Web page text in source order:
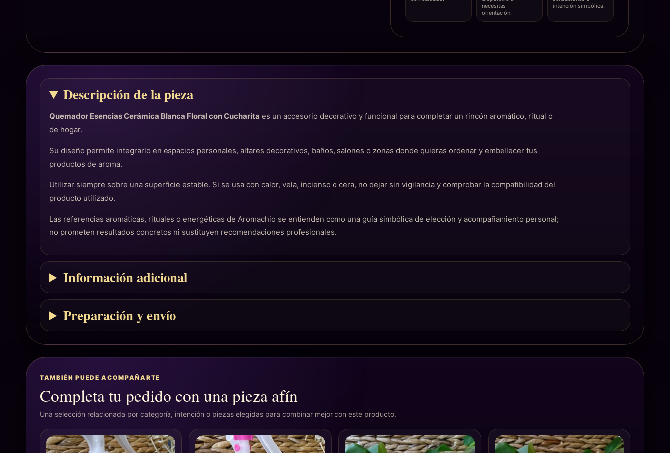
necesitas
orientación.
intención simbólica.
Descripción de la pieza
Quemador Esencias Cerámica Blanca Floral con Cucharita es un accesorio decorativo y funcional para completar un rincón aromático, ritual o
de hogar.
Su diseño permite integrarlo en espacios personales, altares decorativos, baños, salones o zonas donde quieras ordenar y embellecer tus
productos de aroma.
Utilizar siempre sobre una superficie estable. Si se usa con calor, vela, incienso o cera, no dejar sin vigilancia y comprobar la compatibilidad del
producto utilizado.
Las referencias aromáticas, rituales o energéticas de Aromachio se entienden como una guía simbólica de elección y acompañamiento personal;
no prometen resultados concretos ni sustituyen recomendaciones profesionales.
Información adicional
Preparación y envío
TAMBIÉN PUEDE ACOMPAÑARTE
Completa tu pedido con una pieza afín
Una selección relacionada por categoría, intención o piezas elegidas para combinar mejor con este producto.